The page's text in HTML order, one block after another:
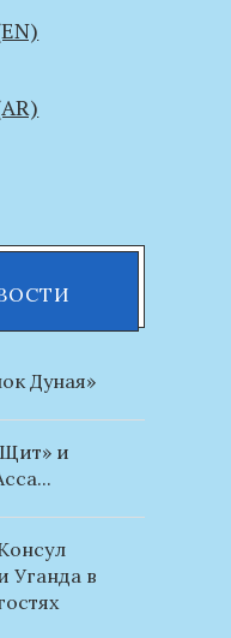
Дуная»
и
Уганда в